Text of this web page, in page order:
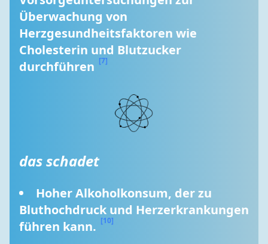
Überwachung von
Herzgesundheitsfaktoren wie
Cholesterin und Blutzucker
durchführen [7]
das schadet
Hoher Alkoholkonsum, der zu
Bluthochdruck und Herzerkrankungen
führen kann. [10]